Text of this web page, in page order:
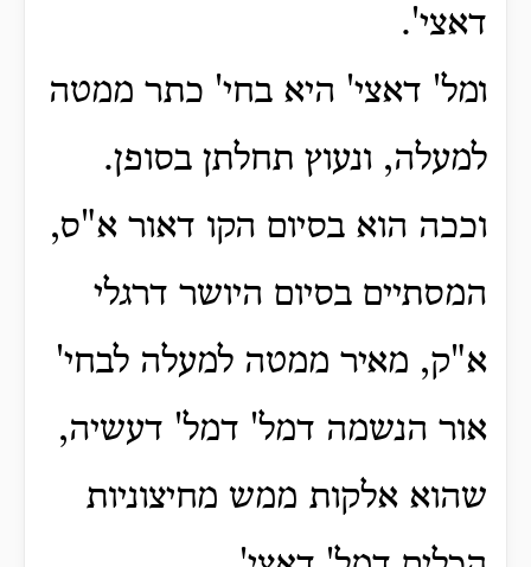
דאצי'.
ומל' דאצי' היא בחי' כתר ממטה
למעלה, ונעוץ תחלתן בסופן.
וככה הוא בסיום הקו דאור א"ס,
המסתיים בסיום היושר דרגלי
א"ק, מאיר ממטה למעלה לבחי'
אור הנשמה דמל' דמל' דעשיה,
שהוא אלקות ממש מחיצוניות